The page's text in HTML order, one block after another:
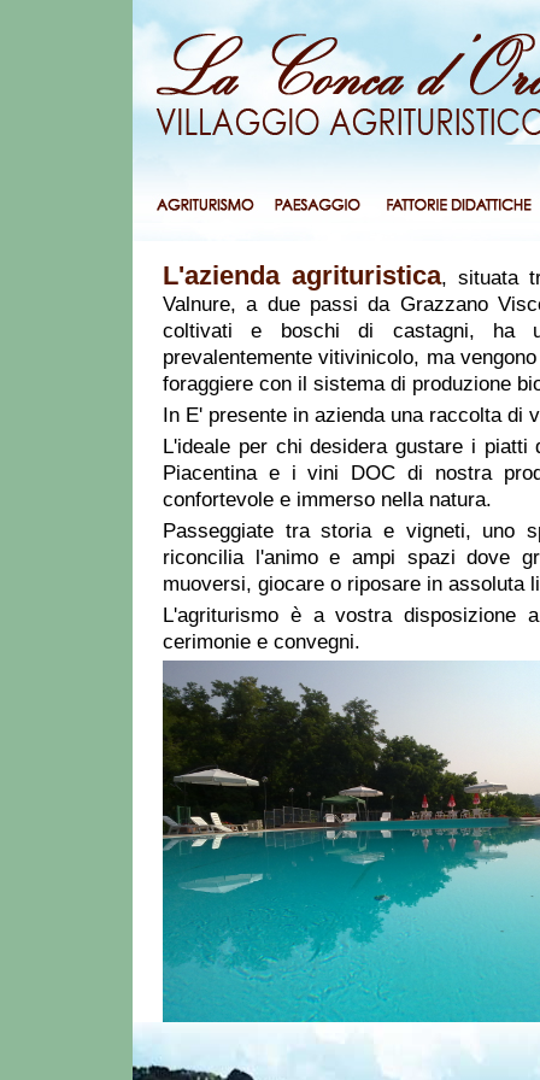
L'azienda agrituristica, situata
Valnure, a due passi da Grazzano
coltivati e boschi di castagni, ha
prevalentemente vitivinicolo, ma
foraggiere con il sistema di produzione
In E' presente in azienda una raccolta di
L'ideale per chi desidera gustare i piatti
Piacentina e i vini DOC di nostra
confortevole e immerso nella natura.
Passeggiate tra storia e vigneti, uno
riconcilia l'animo e ampi spazi dove
muoversi, giocare o riposare in assoluta
L'agriturismo è a vostra disposizione
cerimonie e convegni.